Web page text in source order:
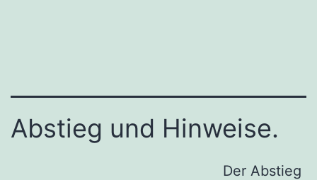
Abstieg und Hinweise.
Der Abstieg